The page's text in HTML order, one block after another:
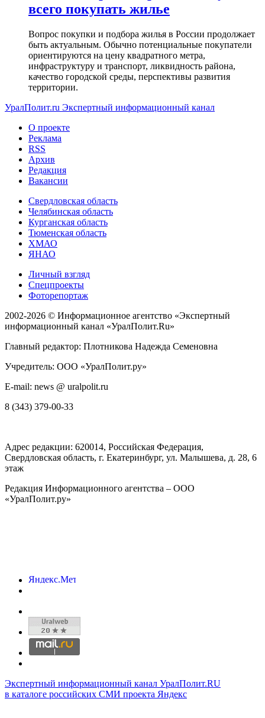
всего покупать жилье
Вопрос покупки и подбора жилья в России продолжает
быть актуальным. Обычно потенциальные покупатели
ориентируются на цену квадратного метра,
инфраструктуру и транспорт, ликвидность района,
качество городской среды, перспективы развития
территории.
УралПолит.ru Экспертный информационный канал
О проекте
Реклама
RSS
Архив
Редакция
Вакансии
Свердловская область
Челябинская область
Курганская область
Тюменская область
ХМАО
ЯНАО
Личный взгляд
Спецпроекты
Фоторепортаж
2002-2026 © Информационное агентство «Экспертный
информационный канал «УралПолит.Ru»
Главный редактор: Плотникова Надежда Семеновна
Учредитель: ООО «УралПолит.ру»
E-mail: news @ uralpolit.ru
8 (343) 379-00-33
Адрес редакции: 620014, Российская Федерация,
Свердловская область, г. Екатеринбург, ул. Малышева, д. 28, 6
этаж
Редакция Информационного агентства – ООО
«УралПолит.ру»
Экспертный информационный канал УралПолит.RU
в каталоге российских СМИ проекта Яндекс